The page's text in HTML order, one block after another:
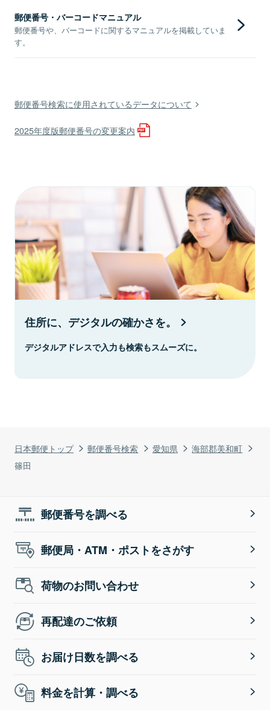
日本郵便トップ 郵便番号検索 愛知県
海部郡美和町
篠田
郵便番号・バーコードマニュアル
郵便番号や、バーコードに関するマニュアルを掲載していま
す。
郵便番号検索に使用されているデータについて
2025年度版郵便番号の変更案内
住所に、デジタルの確かさを。
デジタルアドレスで入力も検索もスムーズに。
郵便番号を調べる
郵便局・ATM・ポストをさがす
荷物のお問い合わせ
再配達のご依頼
お届け日数を調べる
料金を計算・調べる